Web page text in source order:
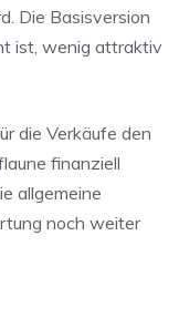
Die Basisversion
ist, wenig attraktiv
die Verkäufe den
finanziell
allgemeine
noch weiter